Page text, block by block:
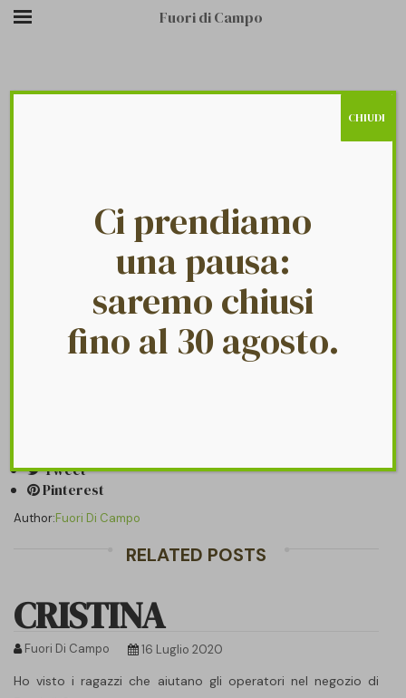
Fuori di Campo
ANDREAS
Andreas
Tweet
Pinterest
Author:Fuori Di Campo
RELATED POSTS
CRISTINA
Fuori Di Campo 16 Luglio 2020
Ho visto i ragazzi che aiutano gli operatori nel negozio di
Ci prendiamo
una pausa:
saremo chiusi
fino al 30 agosto.
CHIUDI